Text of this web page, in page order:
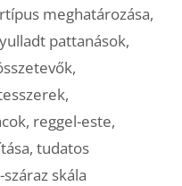
meghatározása,
pattanások,
,
,
, reggel-este,
, tudatos
skála